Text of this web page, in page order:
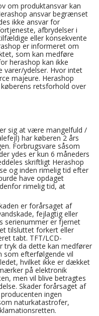
om produktansvar kan
ansvar begrænset
ikke ansvar for
afbrydelser i
eller konsekvente
er informeret om
som kan medføre
herashop kan ikke
varer/ydelser. Hvor intet
majeure. Herashop
retsforhold over
sig at være mangelfuld /
har køberen 2 års
Forbrugsvare såsom
ydes er kun 6 måneders
skriftligt Herashop
og inden rimelig tid efter
have opdaget
rimelig tid, at
er forårsaget af
fejlagtig eller
serienummer er fjernet
tilsluttet forkert eller
tabt. TFT/LCD-
tryk da dette kan medfører
som efterfølgende vil
hvilket ikke er dækket
på elektronik
men vil blive betragtes
Skader forårsaget af
ingen
naturkatastrofer,